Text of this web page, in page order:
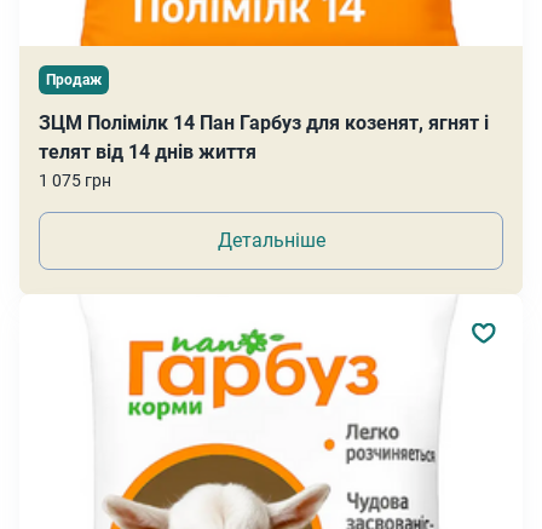
Продаж
ЗЦМ Полімілк 14 Пан Гарбуз для козенят, ягнят і
телят від 14 днів життя
1 075 грн
Детальніше